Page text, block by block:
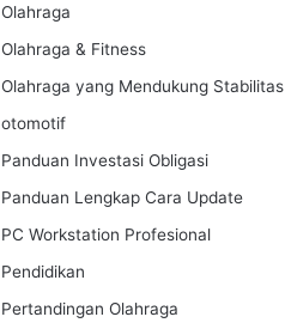
Olahraga
Olahraga & Fitness
Olahraga yang Mendukung Stabilitas
otomotif
Panduan Investasi Obligasi
Panduan Lengkap Cara Update
PC Workstation Profesional
Pendidikan
Pertandingan Olahraga